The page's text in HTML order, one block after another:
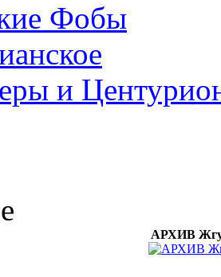
Фобы
и
АРХИВ